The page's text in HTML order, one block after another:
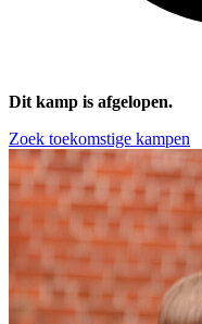
Dit kamp is afgelopen.
Zoek toekomstige kampen